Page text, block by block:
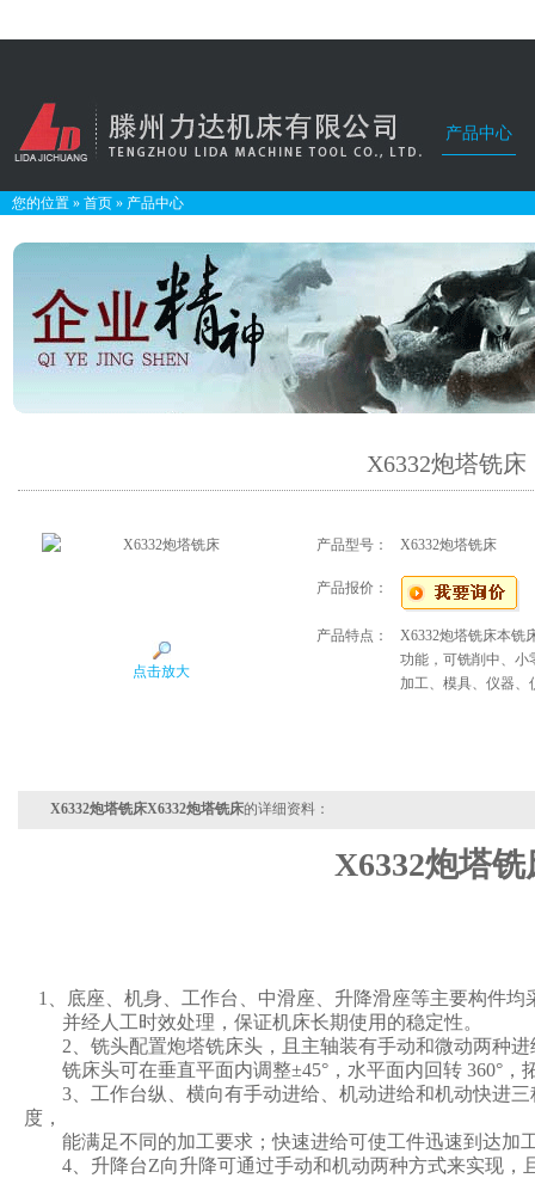
产品中心
您的位置 » 首页 » 产品中心
X6332炮塔铣床
点击放大
产品型号： X6332炮塔铣床
产品报价：
产品特点：
X6332炮塔铣床本铣
功能，可铣削中、小
加工、模具、仪器、
X6332炮塔铣床X6332炮塔铣床的详细资料：
X6332炮塔铣
1、底座、机身、工作台、中滑座、升降滑座等主要构件
并经人工时效处理，保证机床长期使用的稳定性。
2、铣头配置炮塔铣床头，且主轴装有手动和微动两种进
铣床头可在垂直平面内调整±45°，水平面内回转 360°，
3、工作台纵、横向有手动进给、机动进给和机动快进三
度，
能满足不同的加工要求；快速进给可使工件迅速到达加
4、升降台Z向升降可通过手动和机动两种方式来实现，